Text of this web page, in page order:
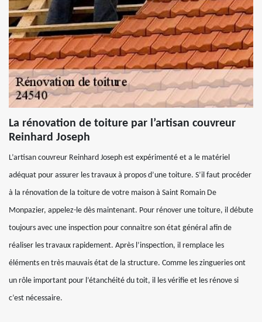
La rénovation de toiture par l’artisan couvreur
Reinhard Joseph
L’artisan couvreur Reinhard Joseph est expérimenté et a le matériel
adéquat pour assurer les travaux à propos d’une toiture. S’il faut procéder
à la rénovation de la toiture de votre maison à Saint Romain De
Monpazier, appelez-le dès maintenant. Pour rénover une toiture, il débute
toujours avec une inspection pour connaitre son état général afin de
réaliser les travaux rapidement. Après l’inspection, il remplace les
éléments en très mauvais état de la structure. Comme les zingueries ont
un rôle important pour l’étanchéité du toit, il les vérifie et les rénove si
c’est nécessaire.